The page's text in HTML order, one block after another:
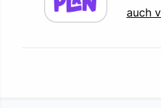
auch